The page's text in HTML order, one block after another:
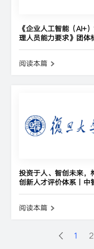
《企业人工智能（AI+
理人员能力要求》团体
阅读本篇
投资于人、智创未来，
创新人才评价体系丨中
告》
阅读本篇
1 2